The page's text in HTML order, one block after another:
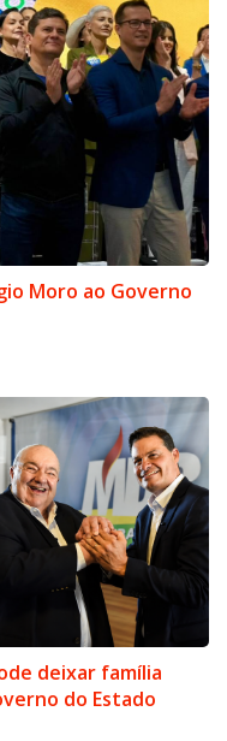
Moro ao Governo
deixar família
do Estado